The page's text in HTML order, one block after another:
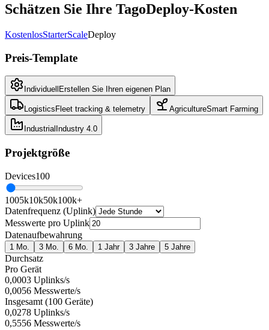
Schätzen Sie Ihre TagoDeploy-Kosten
KostenlosStarterScaleDeploy
Preis-Template
Individuell Erstellen Sie Ihren eigenen Plan
Logistics Fleet tracking & telemetry AgricultureSmart Farming
Industrial Industry 4.0
Projektgröße
Devices100
1005k10k50k100k+
Datenfrequenz (Uplink)
Messwerte pro Uplink
Datenaufbewahrung
1 Mo. 3 Mo. 6 Mo. 1 Jahr 3 Jahre 5 Jahre
Durchsatz
Pro Gerät
0,0003 Uplinks/s
0,0056 Messwerte/s
Insgesamt (100 Geräte)
0,0278 Uplinks/s
0,5556 Messwerte/s